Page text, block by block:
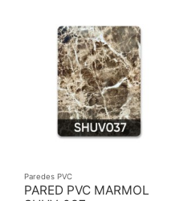
Paredes PVC
PARED PVC MARMOL